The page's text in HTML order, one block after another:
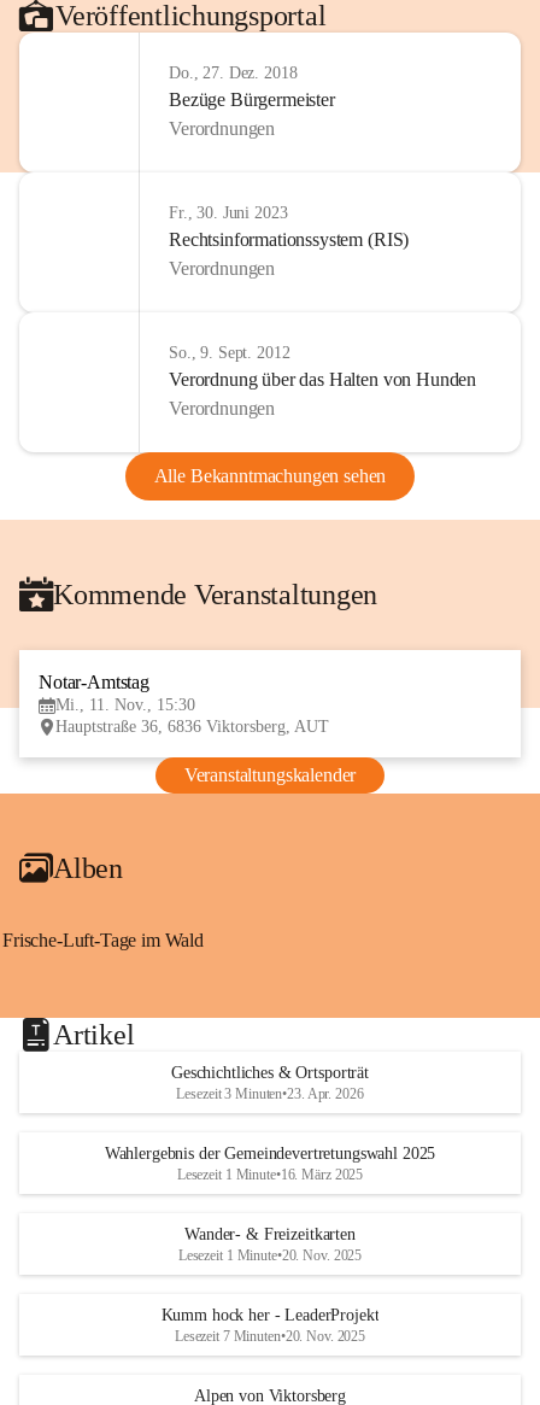
Veröffentlichungsportal
Do., 27. Dez. 2018
Bezüge Bürgermeister
Verordnungen
Fr., 30. Juni 2023
Rechtsinformationssystem (RIS)
Verordnungen
So., 9. Sept. 2012
Verordnung über das Halten von Hunden
Verordnungen
Alle Bekanntmachungen sehen
Kommende Veranstaltungen
Notar-Amtstag
Mi., 11. Nov., 15:30
Hauptstraße 36, 6836 Viktorsberg, AUT
Veranstaltungskalender
Alben
Frische-Luft-Tage im Wald
Artikel
Geschichtliches & Ortsporträt
Lesezeit 3 Minuten•23. Apr. 2026
Wahlergebnis der Gemeindevertretungswahl 2025
Lesezeit 1 Minute•16. März 2025
Wander- & Freizeitkarten
Lesezeit 1 Minute•20. Nov. 2025
Kumm hock her - LeaderProjekt
Lesezeit 7 Minuten•20. Nov. 2025
Alpen von Viktorsberg